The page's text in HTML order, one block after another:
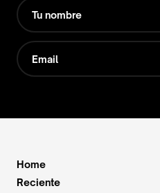
Home
Reciente